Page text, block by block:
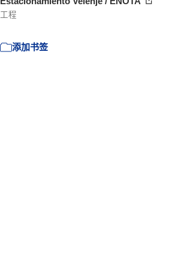
工程
添加书签